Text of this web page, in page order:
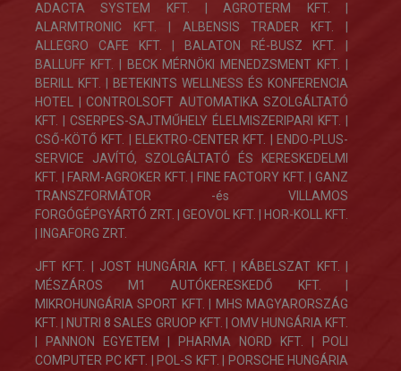
ADACTA SYSTEM KFT. | AGROTERM KFT. |
ALARMTRONIC KFT. | ALBENSIS TRADER KFT. |
ALLEGRO CAFE KFT. | BALATON RÉ-BUSZ KFT. |
BALLUFF KFT. | BECK MÉRNÖKI MENEDZSMENT KFT. |
BERILL KFT. | BETEKINTS WELLNESS ÉS KONFERENCIA
HOTEL | CONTROLSOFT AUTOMATIKA SZOLGÁLTATÓ
KFT. | CSERPES-SAJTMŰHELY ÉLELMISZERIPARI KFT.
CSŐ-KÖTŐ KFT. | ELEKTRO-CENTER KFT. |
ENDO-PLUS-
SERVICE JAVÍTÓ, SZOLGÁLTATÓ ÉS KERESKEDELMI
KFT.
FARM-AGROKER KFT. | FINE FACTORY KFT.
| GANZ
TRANSZFORMÁTOR -és VILLAMOS
FORGÓGÉPGYÁRTÓ ZRT. | GEOVOL KFT. | HOR-KOLL KFT.
| INGAFORG ZRT.
JFT KFT. | JOST HUNGÁRIA KFT. | KÁBELSZAT KFT. |
MÉSZÁROS M1 AUTÓKERESKEDŐ KFT. |
MIKROHUNGÁRIA SPORT KFT. | MHS MAGYARORSZÁG
KFT. | NUTRI 8 SALES GRUOP KFT. | OMV HUNGÁRIA KFT.
| PANNON EGYETEM | PHARMA NORD KFT. | POLI
COMPUTER PC KFT. | POL-S KFT. | PORSCHE HUNGÁRIA